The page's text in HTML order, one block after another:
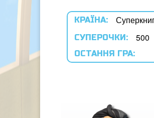
КРАЇНА:
СУПЕРОЧКИ: 500
ОСТАННЯ ГРА: